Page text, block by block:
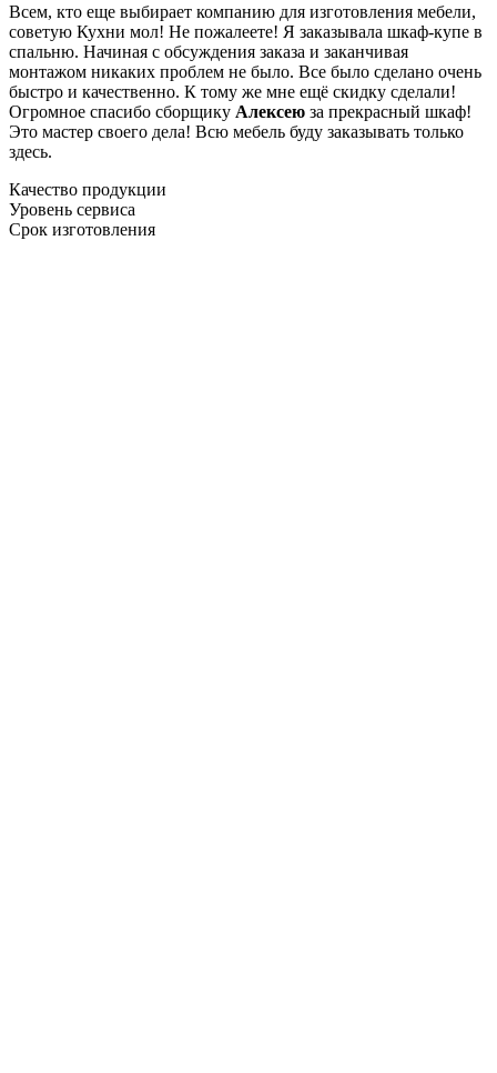
Всем, кто еще выбирает компанию для изготовления мебели,
советую Кухни мол! Не пожалеете! Я заказывала шкаф-купе в
спальню. Начиная с обсуждения заказа и заканчивая
монтажом никаких проблем не было. Все было сделано очень
быстро и качественно. К тому же мне ещё скидку сделали!
Огромное спасибо сборщику Алексею за прекрасный шкаф!
Это мастер своего дела! Всю мебель буду заказывать только
здесь.
Качество продукции
Уровень сервиса
Срок изготовления